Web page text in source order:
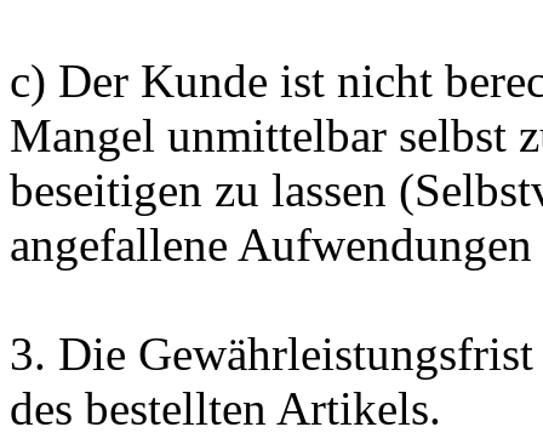
c) Der Kunde ist nicht
Mangel unmittelbar selbst
beseitigen zu lassen
angefallene
3. Die
des bestellten Artikels.